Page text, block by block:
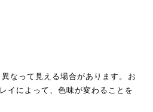
なって見える場合があります。お
イによって、色味が変わることを